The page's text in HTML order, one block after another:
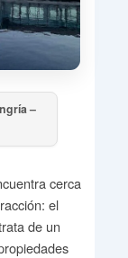
–
cerca
el
de un